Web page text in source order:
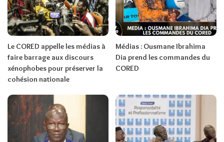
Le CORED appelle les médias à
faire barrage aux discours
xénophobes pour préserver la
cohésion nationale
Médias : Ousmane Ibrahima
Dia prend les commandes du
CORED